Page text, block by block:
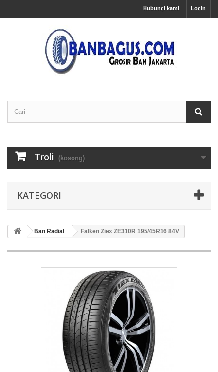
Login
Hubungi kami
Troli (kosong)
KATEGORI
Ban Radial Falken Ziex ZE310R 195/45R16 84V